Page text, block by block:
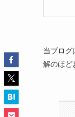
当ブログ
解のほど